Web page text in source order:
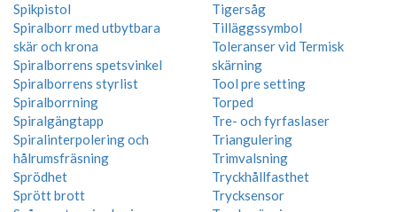
Spikpistol
Spiralborr med utbytbara
skär och krona
Spiralborrens spetsvinkel
Spiralborrens styrlist
Spiralborrning
Spiralgängtapp
Spiralinterpolering och
hålrumsfräsning
Sprödhet
Sprött brott
Tigersåg
Tilläggssymbol
Toleranser vid Termisk
skärning
Tool pre setting
Torped
Tre- och fyrfaslaser
Triangulering
Trimvalsning
Tryckhållfasthet
Trycksensor